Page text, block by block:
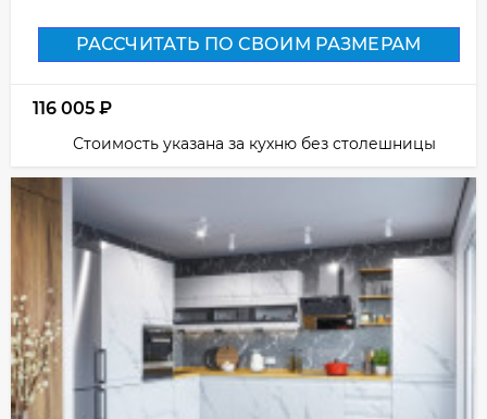
РАССЧИТАТЬ ПО СВОИМ РАЗМЕРАМ
116 005 ₽
Стоимость указана за кухню без столешницы